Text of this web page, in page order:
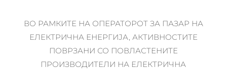
ВО РАМКИТЕ НА ОПЕРАТОРОТ ЗА ПАЗАР НА
ЕЛЕКТРИЧНА ЕНЕРГИЈА, АКТИВНОСТИТЕ
ПОВРЗАНИ СО ПОВЛАСТЕНИТЕ
ПРОИЗВОДИТЕЛИ НА ЕЛЕКТРИЧНА